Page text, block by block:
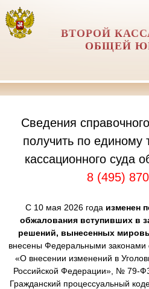
ВТОРОЙ
ОБЩЕЙ
Сведения
получить по единому
кассационного суда
8 (495)
С 10 мая 2026 года изменен
обжалования вступивших в
решений, вынесенных
внесены Федеральными
«О внесении изменений в
Российской Федерации», № 79-
Гражданский процессуальный